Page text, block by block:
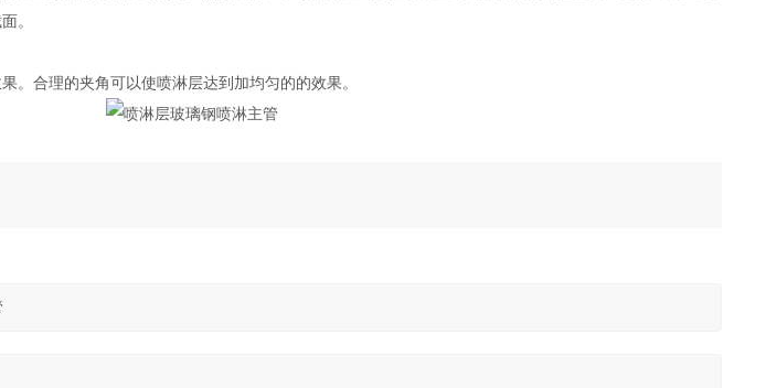
。
。合理的夹角可以使喷淋层达到加均匀的的效果。